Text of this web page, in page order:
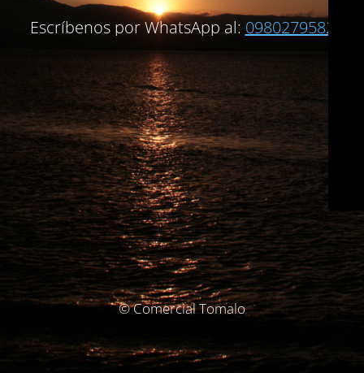
Escríbenos por WhatsApp al: 0980279582
© Comercial Tomalo